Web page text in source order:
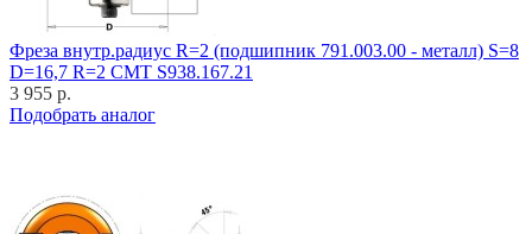
Фреза внутр.радиус R=2 (подшипник 791.003.00 - металл) S=8
D=16,7 R=2 CMT S938.167.21
3 955 р.
Подобрать аналог